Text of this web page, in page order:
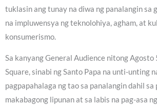
tuklasin ang tunay na diwa ng panalangin sa
na impluwensya ng teknolohiya, agham, at
konsumerismo.
Sa kanyang General Audience nitong Agosto
Square, sinabi ng Santo Papa na unti-unting
pagpapahalaga ng tao sa panalangin dahil sa
makabagong lipunan at sa labis na pag-asa